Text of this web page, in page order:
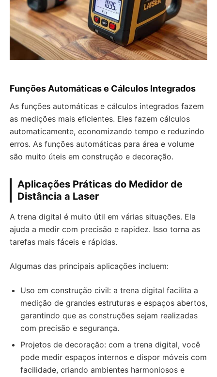
Funções Automáticas e Cálculos Integrados
As funções automáticas e cálculos integrados fazem
as medições mais eficientes. Eles fazem cálculos
automaticamente, economizando tempo e reduzindo
erros. As funções automáticas para área e volume
são muito úteis em construção e decoração.
Aplicações Práticas do Medidor de
Distância a Laser
A trena digital é muito útil em várias situações. Ela
ajuda a medir com precisão e rapidez. Isso torna as
tarefas mais fáceis e rápidas.
Algumas das principais aplicações incluem:
Uso em construção civil: a trena digital facilita a
medição de grandes estruturas e espaços abertos,
garantindo que as construções sejam realizadas
com precisão e segurança.
Projetos de decoração: com a trena digital, você
pode medir espaços internos e dispor móveis com
facilidade, criando ambientes harmoniosos e